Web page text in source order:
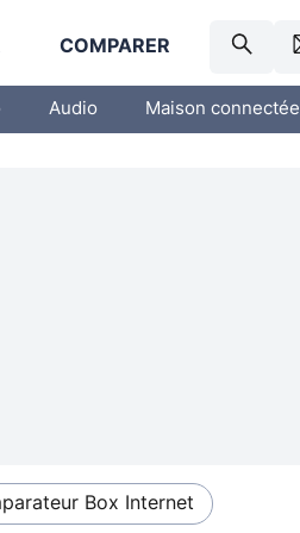
COMPARER
Audio Maison connectée
Box Internet